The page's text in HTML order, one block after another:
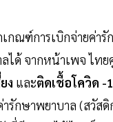
กณฑ์การเบิกจ่ายค่า
ได้ จากหน้าเพจ ไท
ง และติดเชื้อโควิด -
รักษาพยาบาล (สวัส